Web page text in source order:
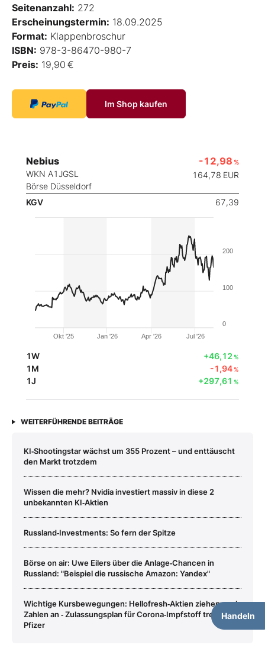
Seitenanzahl: 272
Erscheinungstermin: 18.09.2025
Format: Klappenbroschur
ISBN: 978-3-86470-980-7
Preis: 19,90 €
Im Shop kaufen
Nebius
WKN A1JGSL
Börse Düsseldorf
-12,98 %
164,78 EUR
KGV 67,39
Handeln
Okt '25 Jan '26 Apr '26 Jul '26
0
100
200
1W +46,12%
1M -1,94%
1J +297,61 %
WEITERFÜHRENDE BEITRÄGE
KI‑Shootingstar wächst um 355 Prozent – und enttäuscht
den Markt trotzdem
Wissen die mehr? Nvidia investiert massiv in diese 2
unbekannten KI‑Aktien
Russland‑Investments: So fern der Spitze
Börse on air: Uwe Eilers über die Anlage‑Chancen in
Russland: "Beispiel die russische Amazon: Yandex"
Wichtige Kursbewegungen: Hellofresh‑Aktien ziehen nach
Zahlen an ‑ Zulassungsplan für Corona‑Impfstoff treibt
Pfizer